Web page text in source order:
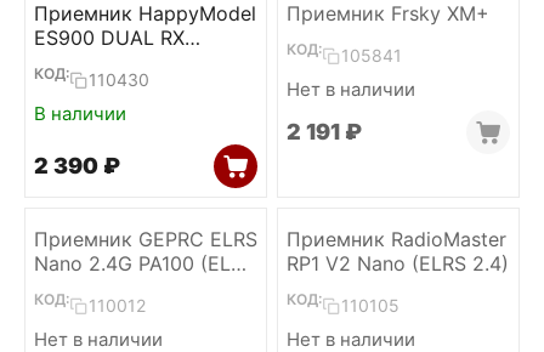
Приемник HappyModel
ES900 DUAL RX
Diversity (ELRS 915)
КОД: 110430
В наличии
2 390 ₽
Приемник Frsky XM+
КОД: 105841
Нет в наличии
2 191 ₽
Приемник GEPRC ELRS
Nano 2.4G PA100 (ELRS
2.4)
КОД: 110012
Нет в наличии
Приемник RadioMaster
RP1 V2 Nano (ELRS 2.4)
КОД: 110105
Нет в наличии